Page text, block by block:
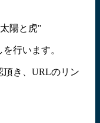
陽と虎"
行います。
頂き、URLのリン